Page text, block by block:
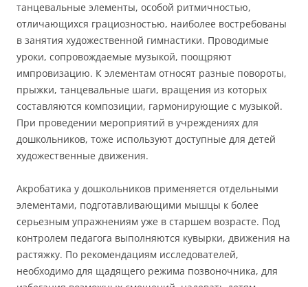
танцевальные элементы, особой ритмичностью,
отличающихся грациозностью, наиболее востребованы
в занятия художественной гимнастики. Проводимые
уроки, сопровождаемые музыкой, поощряют
импровизацию. К элементам относят разные повороты,
прыжки, танцевальные шаги, вращения из которых
составляются композиции, гармонирующие с музыкой.
При проведении мероприятий в учреждениях для
дошкольников, тоже используют доступные для детей
художественные движения.
Акробатика у дошкольников применяется отдельными
элементами, подготавливающими мышцы к более
серьезным упражнениям уже в старшем возрасте. Под
контролем педагога выполняются кувырки, движения на
растяжку. По рекомендациям исследователей,
необходимо для щадящего режима позвоночника, для